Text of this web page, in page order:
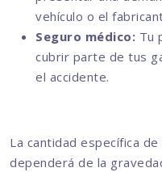
vehículo o el
Seguro médico: Tu
cubrir parte de tus
el accidente.
La cantidad específica
dependerá de la